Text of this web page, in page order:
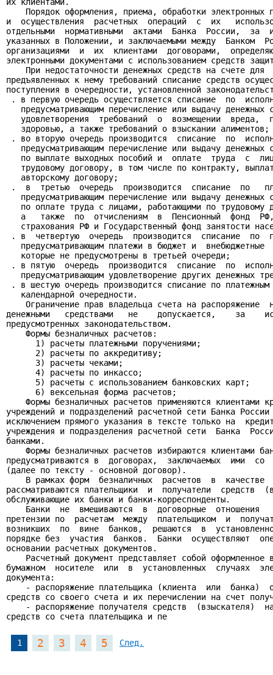
Порядок оформления, приема, обработки электронных
и  осуществления  расчетных  операций  с  их
отдельными  нормативными  актами  Банка  России,  за
указанных в Положении, и заключаемыми между  Банком
организациями  и  их  клиентами  договорами,
электронными документами с использованием средств
При недостаточности денежных средств на счете для
предъявленных к нему требований списание средств
поступления в очередности, установленной
. в первую очередь осуществляется списание  по
предусматривающим перечисление или выдачу денежных
удовлетворения  требований  о  возмещении  вреда,
   здоровью, а также требований о взыскании алиментов;
. во вторую очередь производится  списание  по
предусматривающим перечисление или выдачу денежных
по выплате выходных пособий и  оплате  труда  с
трудовому договору, в том числе по контракту,
   авторскому договору;
.  в  третью  очередь  производится  списание  по
предусматривающим перечисление или выдачу денежных
по оплате труда с лицами, работающими по трудовому
а   также  по  отчислениям  в  Пенсионный  фонд
страхования РФ и Государственный фонд занятости
. в  четвертую  очередь  производится  списание  по
предусматривающим платежи в бюджет и  внебюджетные
   которые не предусмотрены в третьей очереди;
. в пятую  очередь  производится  списание  по
предусматривающим удовлетворение других денежных
. в шестую очередь производится списание по
   календарной очередности.
Ограничение прав владельца счета на распоряжение
денежными   средствами   не    допускается,    за
предусмотренных законодательством.
    Формы безналичных расчетов:
      1) расчеты платежными поручениями;
      2) расчеты по аккредитиву;
      3) расчеты чеками;
      4) расчеты по инкассо;
      5) расчеты с использованием банковских карт;
      6) вексельная форма расчетов;
Формы безналичных расчетов применяются клиентами
учреждений и подразделений расчетной сети Банка
исключением прямого указания в тексте только на
учреждения и подразделения расчетной сети  Банка
банками.
Формы безналичных расчетов избираются клиентами
предусматриваются в  договорах,  заключаемых  ими  со
(далее по тексту - основной договор).
В рамках форм  безналичных  расчетов  в  качестве
рассматриваются плательщики  и  получатели  средств
обслуживающие их банки и банки-корреспонденты.
Банки  не  вмешиваются  в  договорные  отношения
претензии по  расчетам  между  плательщиком  и
возникших  по  вине  банков,  решаются  в
порядке без  участия  банков.  Банки  осуществляют
основании расчетных документов.
Расчетный документ представляет собой оформленное
бумажном  носителе  или  в  установленных  случаях
документа:
- распоряжение плательщика (клиента  или  банка)
средств со своего счета и их перечислении на счет
- распоряжение получателя средств  (взыскателя)
средств со счета плательщика и пе
1 2 3 4 5 След.